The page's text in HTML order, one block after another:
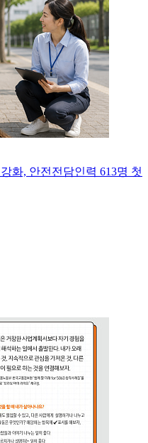
화, 안전전담인력 613명 첫